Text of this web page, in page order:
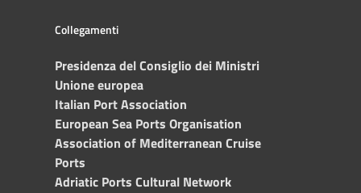
Collegamenti
Presidenza del Consiglio dei Ministri
Unione europea
Italian Port Association
European Sea Ports Organisation
Association of Mediterranean Cruise
Ports
Adriatic Ports Cultural Network